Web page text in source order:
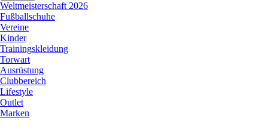
Weltmeisterschaft 2026
Fußballschuhe
Vereine
Kinder
Trainingskleidung
Torwart
Ausrüstung
Clubbereich
Lifestyle
Outlet
Marken